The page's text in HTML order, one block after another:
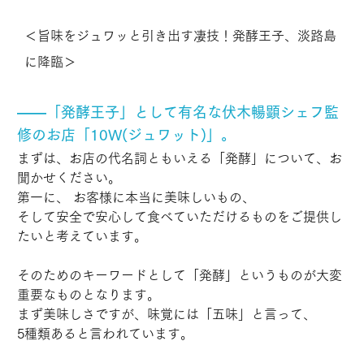
＜旨味をジュワッと引き出す凄技！発酵王子、淡路島
に降臨＞
――「発酵王子」として有名な伏木暢顕シェフ監
修のお店「10W(ジュワット)」。
まずは、お店の代名詞ともいえる「発酵」について、お
聞かせください。
第一に、 お客様に本当に美味しいもの、
そして安全で安心して食べていただけるものをご提供し
たいと考えています。
そのためのキーワードとして「発酵」というものが大変
重要なものとなります。
まず美味しさですが、味覚には「五味」と言って、
5種類あると言われています。